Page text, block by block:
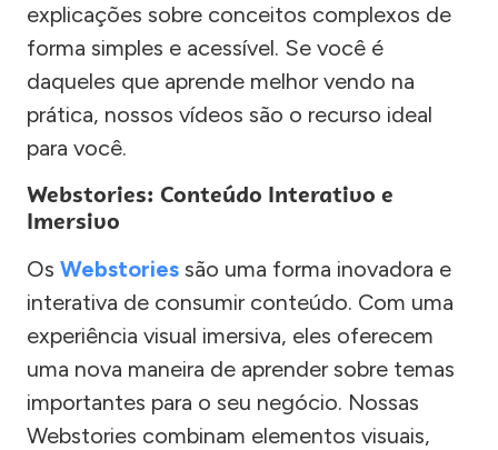
explicações sobre conceitos complexos de
forma simples e acessível. Se você é
daqueles que aprende melhor vendo na
prática, nossos vídeos são o recurso ideal
para você.
Webstories: Conteúdo Interativo e
Imersivo
Os Webstories são uma forma inovadora e
interativa de consumir conteúdo. Com uma
experiência visual imersiva, eles oferecem
uma nova maneira de aprender sobre temas
importantes para o seu negócio. Nossas
Webstories combinam elementos visuais,